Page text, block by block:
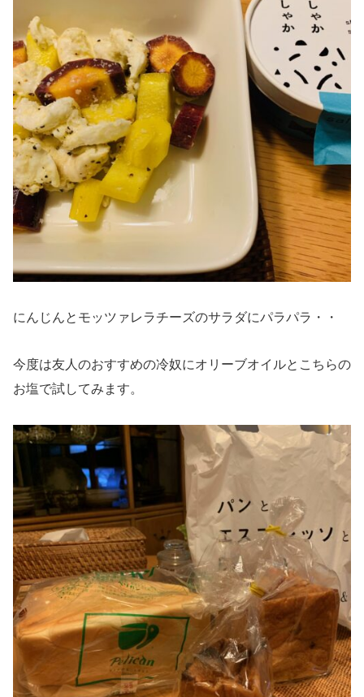
にんじんとモッツァレラチーズのサラダにパラパラ・・
今度は友人のおすすめの冷奴にオリーブオイルとこちらの
お塩で試してみます。